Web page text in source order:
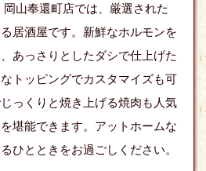
山奉還町店では、厳選された
居酒屋です。新鮮なホルモンを
あっさりとしたダシで仕上げた
トッピングでカスタマイズも可
っくりと焼き上げる焼肉も人気
堪能できます。アットホームな
ひとときをお過ごしください。